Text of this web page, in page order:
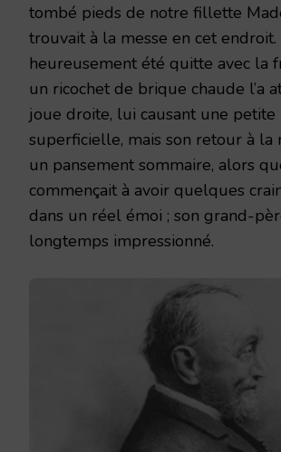
tombé pieds de notre fillette
trouvait à la messe en cet
heureusement été quitte avec la
un ricochet de brique chaude l’a
joue droite, lui causant une
superficielle, mais son retour à la
un pansement sommaire, alors
commençait à avoir quelques
dans un réel émoi ; son grand-
longtemps impressionné.